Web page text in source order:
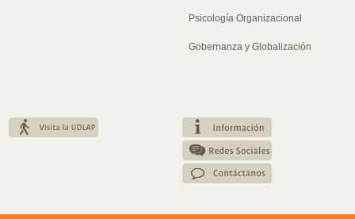
Psicología Organizacional
Gobernanza y Globalización